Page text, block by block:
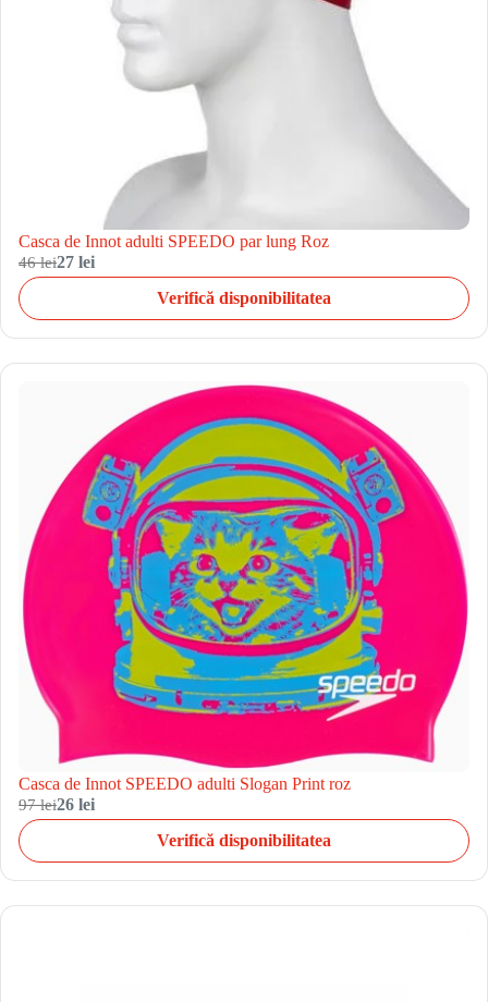
Casca de Innot adulti SPEEDO par lung Roz
46 lei27 lei
Verifică disponibilitatea
Casca de Innot SPEEDO adulti Slogan Print roz
97 lei26 lei
Verifică disponibilitatea